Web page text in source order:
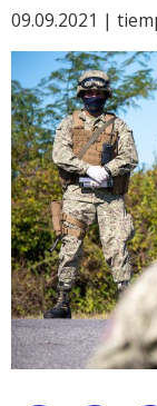
09.09.2021 |